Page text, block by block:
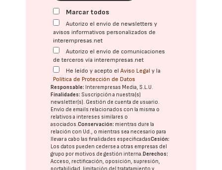
Marcar todos
Autorizo el envío de newsletters y
avisos informativos personalizados de
interempresas.net
Autorizo el envío de comunicaciones
de terceros vía interempresas.net
He leído y acepto elAviso Legal y la
Política de Protección de Datos
Responsable: Interempresas Media, S.L.U.
Finalidades: Suscripción a nuestra(s)
newsletter(s). Gestión de cuenta de usuario.
Envío de emails relacionados con la misma o
relativos a intereses similares o
asociados.Conservación: mientras dure la
relación con Ud., o mientras sea necesario para
llevar a cabo las finalidades especificadasCesión:
Los datos pueden cederse a otras empresas del
grupo por motivos de gestión interna. Derechos:
Acceso, rectificación, oposición, supresión,